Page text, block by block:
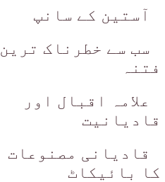
آستین کے سانپ
سب سے خطرناک ترین
فتنہ
علامہ اقبال اور
قادیانیت
قادیانی مصنوعات
کا بائیکاٹ